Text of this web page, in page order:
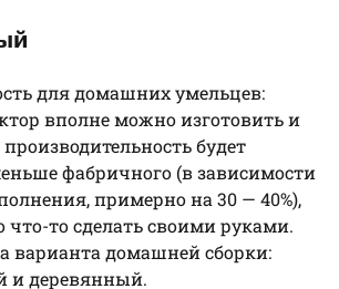
для домашних умельцев:
вполне можно изготовить и
будет
фабричного (в зависимости
примерно на 30 — 40%),
что-то сделать своими руками.
варианта домашней сборки:
и деревянный.